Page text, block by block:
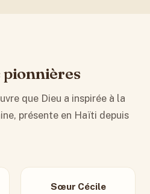
pionnières
que Dieu a inspirée à la
présente en Haïti depuis
Sœur Cécile